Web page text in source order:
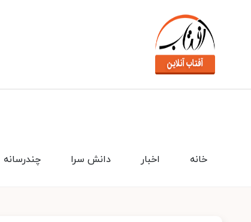
چندرسانه دانش سرا اخبار خانه